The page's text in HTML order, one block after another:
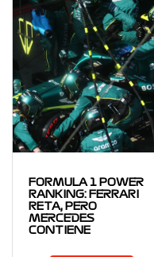
FORMULA 1 POWER
RANKING: FERRARI
RETA, PERO
MERCEDES
CONTIENE